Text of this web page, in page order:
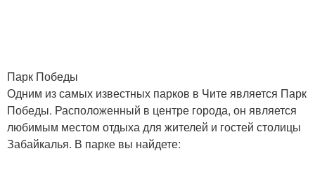
Парк Победы
Одним из самых известных парков в Чите является Парк
Победы. Расположенный в центре города, он является
любимым местом отдыха для жителей и гостей столицы
Забайкалья. В парке вы найдете: